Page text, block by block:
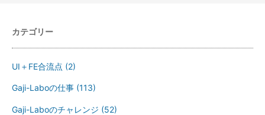
カテゴリー
UI＋FE合流点 (2)
Gaji-Laboの仕事 (113)
Gaji-Laboのチャレンジ (52)